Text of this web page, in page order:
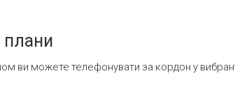
плани
ви можете телефонувати за кордон у